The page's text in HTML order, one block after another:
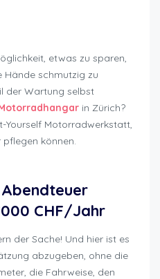
etwas zu sparen,
Hände schmutzig zu
der Wartung selbst
in Zürich?
Yourself Motorradwerkstatt,
können.
CHF/Jahr
der Sache! Und hier ist es
abzugeben, ohne die
die Fahrweise, den